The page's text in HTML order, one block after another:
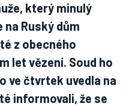
který minulý
na Ruský dům
z obecného
let vězení. Soud ho
ve čtvrtek uvedla na
informovali, že se